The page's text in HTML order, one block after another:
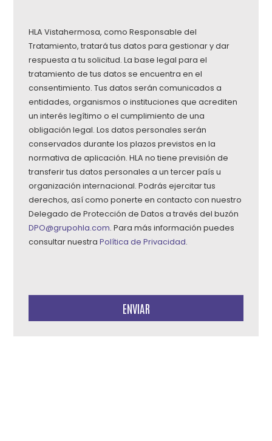
HLA Vistahermosa, como Responsable del
Tratamiento, tratará tus datos para gestionar y dar
respuesta a tu solicitud. La base legal para el
tratamiento de tus datos se encuentra en el
consentimiento. Tus datos serán comunicados a
entidades, organismos o instituciones que acrediten
un interés legítimo o el cumplimiento de una
obligación legal. Los datos personales serán
conservados durante los plazos previstos en la
normativa de aplicación. HLA no tiene previsión de
transferir tus datos personales a un tercer país u
organización internacional. Podrás ejercitar tus
derechos, así como ponerte en contacto con nuestro
Delegado de Protección de Datos a través del buzón
DPO@grupohla.com. Para más información puedes
consultar nuestraPolítica de Privacidad.
favor,
este